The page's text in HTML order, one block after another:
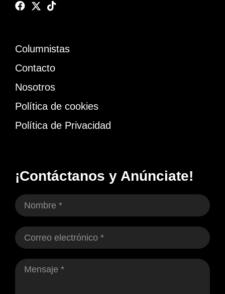
Columnistas
Contacto
Nosotros
Política de cookies
Política de Privacidad
¡Contáctanos y Anúnciate!